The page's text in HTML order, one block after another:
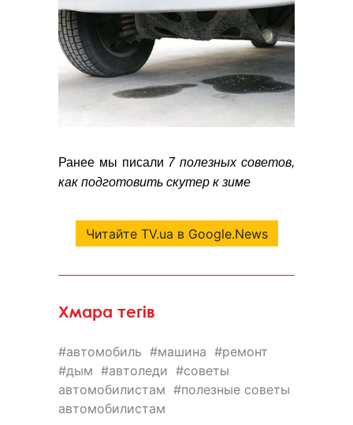
Ранее мы писали 7 полезных советов,
как подготовить скутер к зиме
Читайте TV.ua в Google.News
Хмара тегів
автомобиль машина
ремонт
дым
автоледи
советы
автомобилистам
полезные советы
автомобилистам